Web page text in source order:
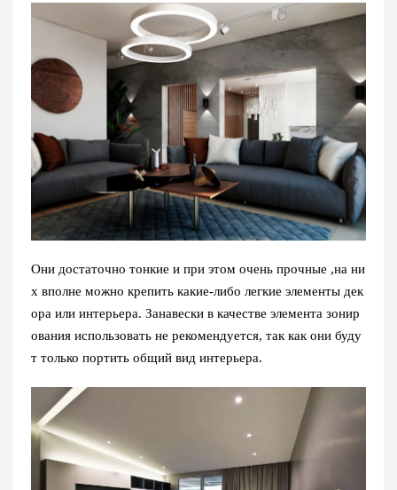
Они достаточно тонкие и при этом очень прочные ,на ни
х вполне можно крепить какие-либо легкие элементы дек
ора или интерьера. Занавески в качестве элемента зонир
ования использовать не рекомендуется, так как они буду
т только портить общий вид интерьера.